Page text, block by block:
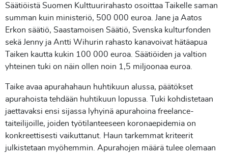
Säätiöistä Suomen Kulttuurirahasto osoittaa Taikelle saman
summan kuin ministeriö, 500 000 euroa. Jane ja Aatos
Erkon säätiö, Saastamoisen Säätiö, Svenska kulturfonden
sekä Jenny ja Antti Wihurin rahasto kanavoivat hätäapua
Taiken kautta kukin 100 000 euroa. Säätiöiden ja valtion
yhteinen tuki on näin ollen noin 1,5 miljoonaa euroa.
Taike avaa apurahahaun huhtikuun alussa, päätökset
apurahoista tehdään huhtikuun lopussa. Tuki kohdistetaan
jaettavaksi ensi sijassa lyhyinä apurahoina freelance-
taiteilijoille, joiden työtilanteeseen koronaepidemia on
konkreettisesti vaikuttanut. Haun tarkemmat kriteerit
julkistetaan myöhemmin. Apurahojen määrä tulee olemaan